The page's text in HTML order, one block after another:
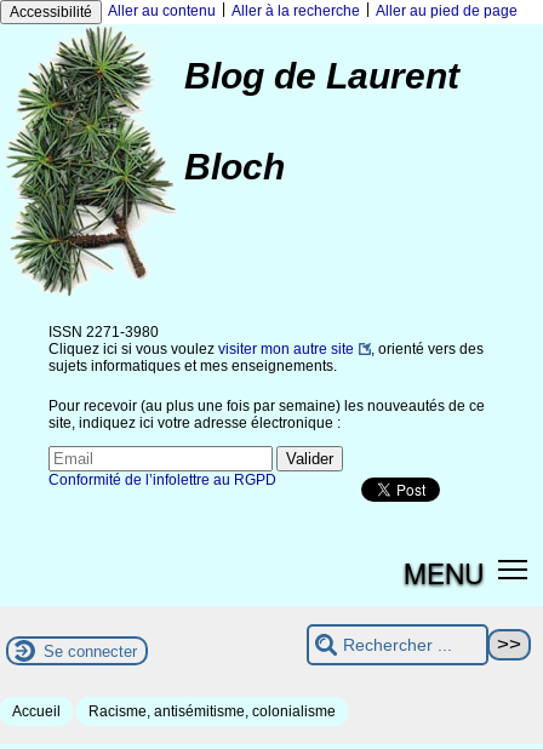
Accessibilité Aller au contenu Aller à la recherche Aller au pied de page
Blog de Laurent
Bloch
ISSN 2271-3980
Cliquez ici si vous voulez visiter mon autre site
, orienté vers des
sujets informatiques et mes enseignements.
Pour recevoir (au plus une fois par semaine) les nouveautés de ce
site, indiquez ici votre adresse électronique :
Conformité de l’infolettre au RGPD
MENU
Se connecter
Accueil Racisme, antisémitisme, colonialisme